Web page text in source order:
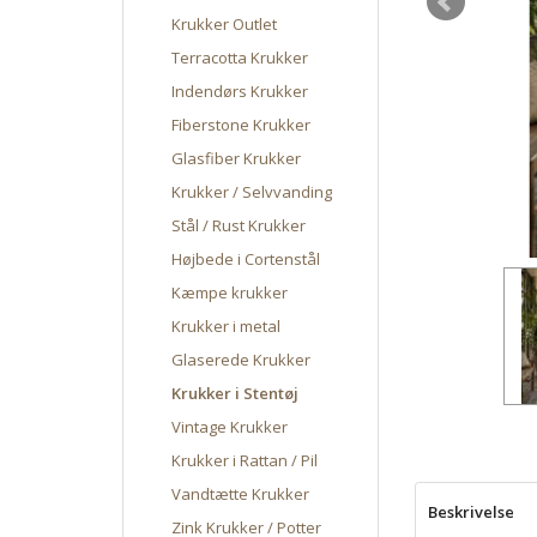
Krukker Outlet
Terracotta Krukker
Indendørs Krukker
Fiberstone Krukker
Glasfiber Krukker
Krukker / Selvvanding
Stål / Rust Krukker
Højbede i Cortenstål
Kæmpe krukker
Krukker i metal
Glaserede Krukker
Krukker i Stentøj
Vintage Krukker
Krukker i Rattan / Pil
Vandtætte Krukker
Zink Krukker / Potter
Beskrivelse